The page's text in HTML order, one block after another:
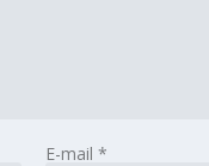
E-mail *